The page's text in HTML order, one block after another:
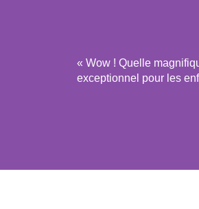
« Wow ! Quelle
exceptionnel pour les